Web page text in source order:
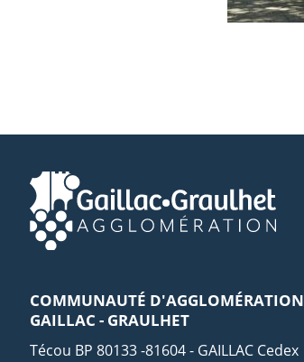
COMMUNAUTÉ D'AGGLOMÉRATION
GAILLAC - GRAULHET
Técou BP 80133 -81604 - GAILLAC Cedex